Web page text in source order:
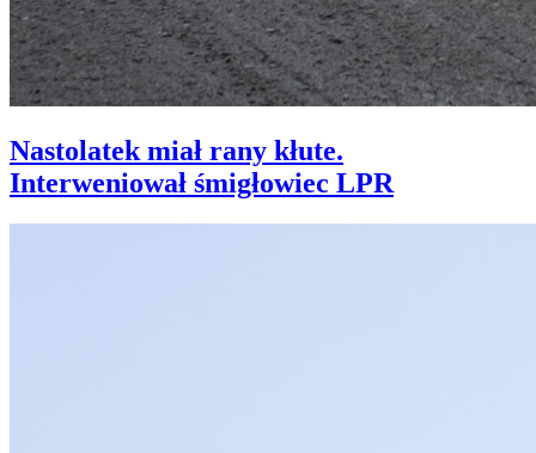
Nastolatek miał rany kłute.
Interweniował śmigłowiec LPR